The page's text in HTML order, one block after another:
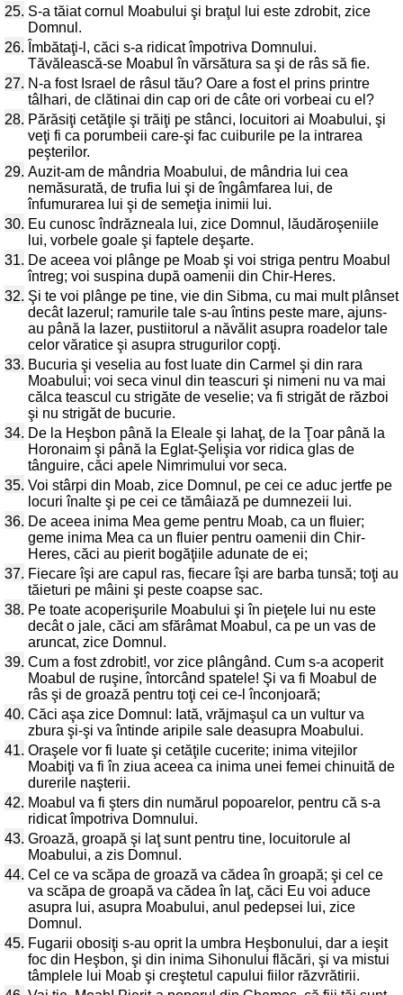
25. S-a tăiat cornul Moabului şi braţul lui este zdrobit, zice
Domnul.
26. Îmbătaţi-l, căci s-a ridicat împotriva Domnului.
Tăvălească-se Moabul în vărsătura sa şi de râs să fie.
27. N-a fost Israel de râsul tău? Oare a fost el prins printre
tâlhari, de clătinai din cap ori de câte ori vorbeai cu el?
28. Părăsiţi cetăţile şi trăiţi pe stânci, locuitori ai Moabului, şi
veţi fi ca porumbeii care-şi fac cuiburile pe la intrarea
peşterilor.
29. Auzit-am de mândria Moabului, de mândria lui cea
nemăsurată, de trufia lui şi de îngâmfarea lui, de
înfumurarea lui şi de semeţia inimii lui.
30. Eu cunosc îndrăzneala lui, zice Domnul, lăudăroşeniile
lui, vorbele goale şi faptele deşarte.
31. De aceea voi plânge pe Moab şi voi striga pentru Moabul
întreg; voi suspina după oamenii din Chir-Heres.
32. Şi te voi plânge pe tine, vie din Sibma, cu mai mult plânset
decât Iazerul; ramurile tale s-au întins peste mare, ajuns-
au până la Iazer, pustiitorul a năvălit asupra roadelor tale
celor văratice şi asupra strugurilor copţi.
33. Bucuria şi veselia au fost luate din Carmel şi din rara
Moabului; voi seca vinul din teascuri şi nimeni nu va mai
călca teascul cu strigăte de veselie; va fi strigăt de război
şi nu strigăt de bucurie.
34. De la Heşbon până la Eleale şi Iahaţ, de la Ţoar până la
Horonaim şi până la Eglat-Şelişia vor ridica glas de
tânguire, căci apele Nimrimului vor seca.
35. Voi stârpi din Moab, zice Domnul, pe cei ce aduc jertfe pe
locuri înalte şi pe cei ce tămâiază pe dumnezeii lui.
36. De aceea inima Mea geme pentru Moab, ca un fluier;
geme inima Mea ca un fluier pentru oamenii din Chir-
Heres, căci au pierit bogăţiile adunate de ei;
37. Fiecare îşi are capul ras, fiecare îşi are barba tunsă; toţi au
tăieturi pe mâini şi peste coapse sac.
38. Pe toate acoperişurile Moabului şi în pieţele lui nu este
decât o jale, căci am sfărâmat Moabul, ca pe un vas de
aruncat, zice Domnul.
39. Cum a fost zdrobit!, vor zice plângând. Cum s-a acoperit
Moabul de ruşine, întorcând spatele! Şi va fi Moabul de
râs şi de groază pentru toţi cei ce-l înconjoară;
40. Căci aşa zice Domnul: Iată, vrăjmaşul ca un vultur va
zbura şi-şi va întinde aripile sale deasupra Moabului.
41. Oraşele vor fi luate şi cetăţile cucerite; inima vitejilor
Moabiţi va fi în ziua aceea ca inima unei femei chinuită de
durerile naşterii.
42. Moabul va fi şters din numărul popoarelor, pentru că s-a
ridicat împotriva Domnului.
43. Groază, groapă şi laţ sunt pentru tine, locuitorule al
Moabului, a zis Domnul.
44. Cel ce va scăpa de groază va cădea în groapă; şi cel ce
va scăpa de groapă va cădea în laţ, căci Eu voi aduce
asupra lui, asupra Moabului, anul pedepsei lui, zice
Domnul.
45. Fugarii obosiţi s-au oprit la umbra Heşbonului, dar a ieşit
foc din Heşbon, şi din inima Sihonului flăcări, şi va mistui
tâmplele lui Moab şi creştetul capului fiilor răzvrătirii.